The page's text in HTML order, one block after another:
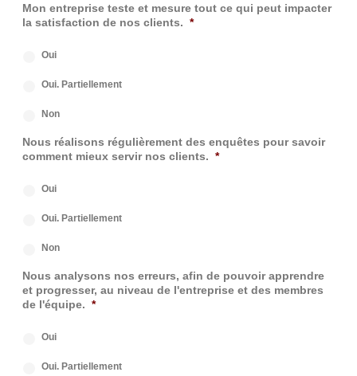
Mon entreprise teste et mesure tout ce qui peut impacter
la satisfaction de nos clients. *
Oui
Oui. Partiellement
Non
Nous réalisons régulièrement des enquêtes pour savoir
comment mieux servir nos clients. *
Oui
Oui. Partiellement
Non
Nous analysons nos erreurs, afin de pouvoir apprendre
et progresser, au niveau de l'entreprise et des membres
de l'équipe. *
Oui
Oui. Partiellement